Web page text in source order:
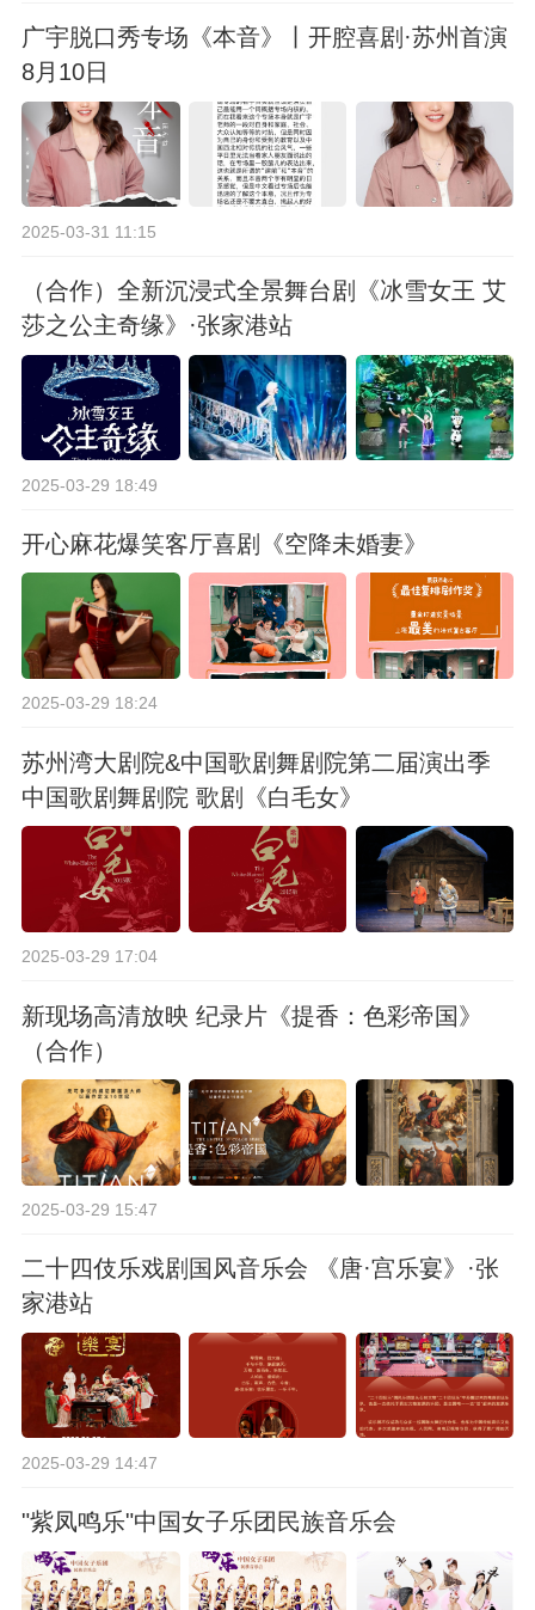
广宇脱口秀专场《本音》丨开腔喜剧·苏州首演
8月10日
2025-03-31 11:15
（合作）全新沉浸式全景舞台剧《冰雪女王 艾
莎之公主奇缘》·张家港站
2025-03-29 18:49
开心麻花爆笑客厅喜剧《空降未婚妻》
2025-03-29 18:24
苏州湾大剧院&中国歌剧舞剧院第二届演出季
中国歌剧舞剧院 歌剧《白毛女》
2025-03-29 17:04
新现场高清放映 纪录片《提香：色彩帝国》
（合作）
2025-03-29 15:47
二十四伎乐戏剧国风音乐会 《唐·宫乐宴》·张
家港站
2025-03-29 14:47
"紫凤鸣乐"中国女子乐团民族音乐会